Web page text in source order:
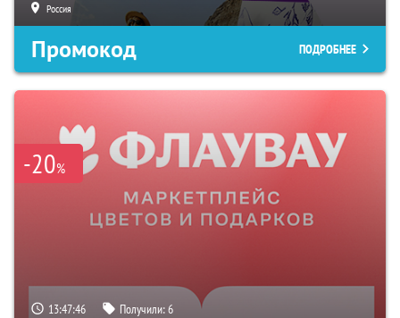
Россия
Промокод ПОДРОБНЕЕ
-20%
13:47:45 Получили:6